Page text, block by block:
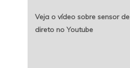
Veja o vídeo sobre sensor
direto no Youtube